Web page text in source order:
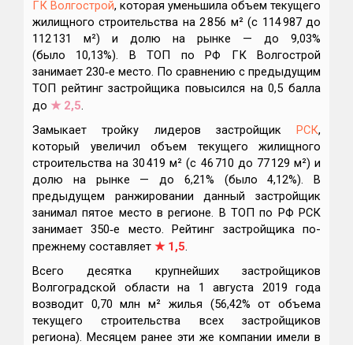
ГК Волгострой, которая уменьшила объем текущего
жилищного строительства на 2 856 м² (с 114 987 до
112 131 м²) и долю на рынке — до 9,03%
(было 10,13%). В ТОП по РФ ГК Волгострой
занимает 230‑е место. По сравнению с предыдущим
ТОП рейтинг застройщика повысился на 0,5 балла
до ★ 2,5.
Замыкает тройку лидеров застройщик РСК,
который увеличил объем текущего жилищного
строительства на 30 419 м² (с 46 710 до 77 129 м²) и
долю на рынке — до 6,21% (было 4,12%). В
предыдущем ранжировании данный застройщик
занимал пятое место в регионе. В ТОП по РФ РСК
занимает 350‑е место. Рейтинг застройщика по-
прежнему составляет ★1,5.
Всего десятка крупнейших застройщиков
Волгоградской области на 1 августа 2019 года
возводит 0,70 млн м² жилья (56,42% от объема
текущего строительства всех застройщиков
региона). Месяцем ранее эти же компании имели в